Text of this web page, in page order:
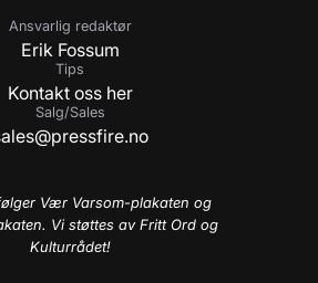
Ansvarlig redaktør
Erik Fossum
Tips
Kontakt oss her
Salg/Sales
Vær Varsom-plakaten og
Vi støttes av Fritt Ord og
Kulturrådet!